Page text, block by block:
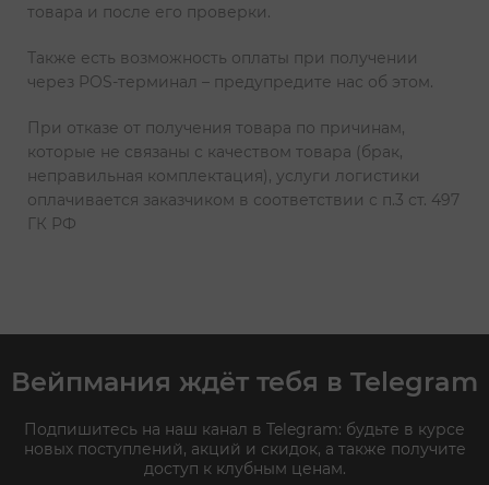
товара и после его проверки.
Также есть возможность оплаты при получении
через POS-терминал – предупредите нас об этом.
При отказе от получения товара по причинам,
которые не связаны с качеством товара (брак,
неправильная комплектация), услуги логистики
оплачивается заказчиком в соответствии с п.3 ст. 497
ГК РФ
Вейпмания ждёт тебя в Telegram
Подпишитесь на наш канал в Telegram: будьте в курсе
новых поступлений, акций и скидок, а также получите
доступ к клубным ценам.